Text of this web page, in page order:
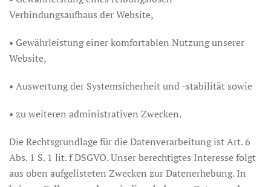
Verbindungsaufbaus der Website,
• Gewährleistung einer komfortablen Nutzung unserer
Website,
• Auswertung der Systemsicherheit und -stabilität sowie
• zu weiteren administrativen Zwecken.
Die Rechtsgrundlage für die Datenverarbeitung ist Art. 6
Abs. 1 S. 1 lit. f DSGVO. Unser berechtigtes Interesse folgt
aus oben aufgelisteten Zwecken zur Datenerhebung. In